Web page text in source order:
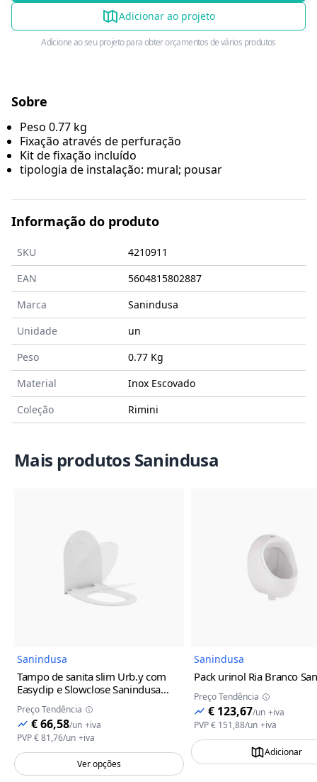
Adicionar ao projeto
Adicione ao seu projeto para obter orçamentos de vários produtos
Sobre
Peso 0.77 kg
Fixação através de perfuração
Kit de fixação incluído
tipologia de instalação: mural; pousar
Informação do produto
SKU
4210911
EAN
5604815802887
Marca
Sanindusa
Unidade
un
Peso
0.77 Kg
Material
Inox Escovado
Coleção
Rimini
Mais produtos Sanindusa
Sanindusa
Tampo de sanita slim Urb.y com
Easyclip e Slowclose Sanindusa
Preço Tendência
€ 66,58/un +iva
PVP€ 81,76/un +iva
Ver opções
Sanindusa
Pack urinol Ria Branco
Preço Tendência
€ 123,67/un +iva
PVP€ 151,88/un +iva
Adicionar